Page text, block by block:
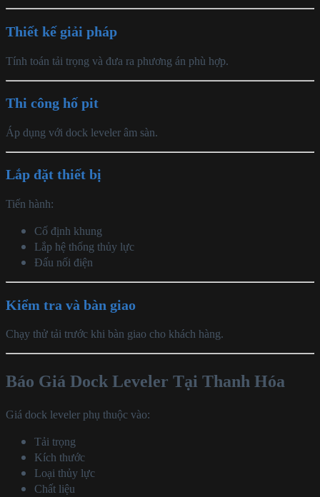
Thiết kế giải pháp
Tính toán tải trọng và đưa ra phương án phù hợp.
Thi công hố pit
Áp dụng với dock leveler âm sàn.
Lắp đặt thiết bị
Tiến hành:
Cố định khung
Lắp hệ thống thủy lực
Đấu nối điện
Kiểm tra và bàn giao
Chạy thử tải trước khi bàn giao cho khách hàng.
Báo Giá Dock Leveler Tại Thanh Hóa
Giá dock leveler phụ thuộc vào:
Tải trọng
Kích thước
Loại thủy lực
Chất liệu